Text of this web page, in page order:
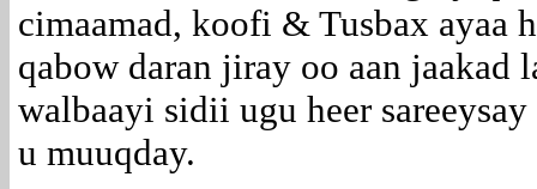
cimaamad, koofi & Tusbax ayaa
qabow daran jiray oo aan jaakad
walbaayi sidii ugu heer
u muuqday.